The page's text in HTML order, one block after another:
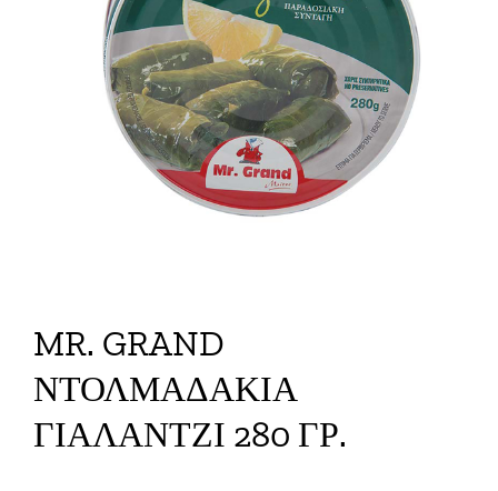
MR. GRAND
ΝΤΟΛΜΑΔΑΚΙΑ
ΓΙΑΛΑΝΤΖΙ 280 ΓΡ.